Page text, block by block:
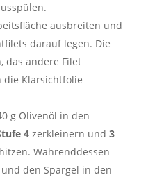
ausbreiten und
darauf legen. Die
das andere Filet
die Klarsichtfolie
g Olivenöl in den
4 zerkleinern und3
Währenddessen
den Spargel in den